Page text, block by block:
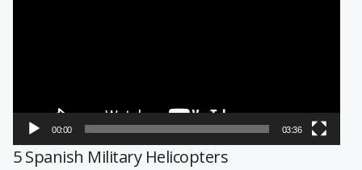
00:00 03:36
5 Spanish Military Helicopters